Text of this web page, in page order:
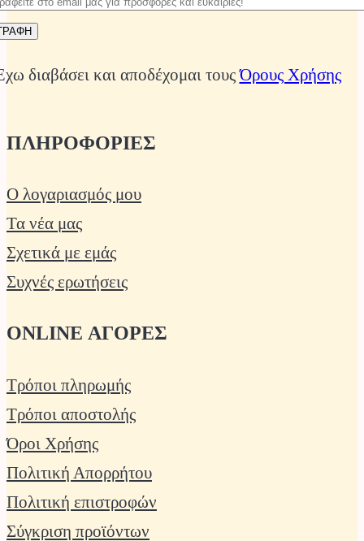
διαβάσει και αποδέχομαι τουςΌρους Χρήσης
ΠΛΗΡΟΦΟΡΙΕΣ
Ο λογαριασμός μου
Τα νέα μας
Σχετικά με εμάς
Συχνές ερωτήσεις
ONLINE ΑΓΟΡΕΣ
Τρόποι πληρωμής
Τρόποι αποστολής
Όροι Χρήσης
Πολιτική Απορρήτου
Πολιτική επιστροφών
Σύγκριση προϊόντων